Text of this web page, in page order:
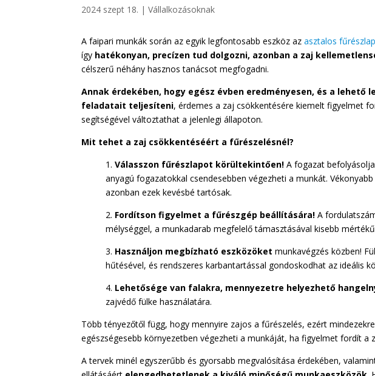
2024 szept 18. |Vállalkozásoknak
A faipari munkák során az egyik legfontosabb eszköz azasztalos
így hatékonyan, precízen tud dolgozni, azonban a zaj
célszerű néhány hasznos tanácsot megfogadni.
Annak érdekében, hogy egész évben eredményesen, és a lehető
feladatait teljesíteni, érdemes a zaj csökkentésére kiemelt figyelmet
segítségével változtathat a jelenlegi állapoton.
Mit tehet a zaj csökkentéséért a fűrészelésnél?
1.Válasszon fűrészlapot körültekintően! A fogazat
anyagú fogazatokkal csendesebben végezheti a munkát.
azonban ezek kevésbé tartósak.
2. Fordítson figyelmet a fűrészgép beállítására! A
mélységgel, a munkadarab megfelelő támasztásával kisebb
3. Használjon megbízható eszközöket munkavégzés közben!
hűtésével, és rendszeres karbantartással gondoskodhat az ideális
4. Lehetősége van falakra, mennyezetre helyezhető
zajvédő fülke használatára.
Több tényezőtől függ, hogy mennyire zajos a fűrészelés, ezért
egészségesebb környezetben végezheti a munkáját, ha figyelmet fordít a
A tervek minél egyszerűbb és gyorsabb megvalósítása érdekében,